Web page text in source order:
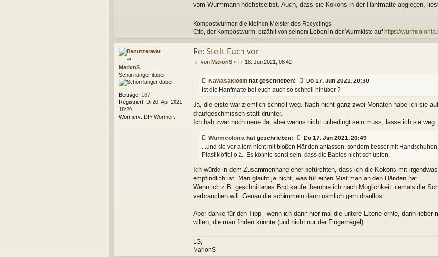
vom Wurmmann höchstselbst. Auch, dass sie Kokons in der Hanfmatte abglegen,
Kompostwürmer, die kleinen Meister des Recyclings.
Otto, der Kompostwurm, erzählt von seinem Leben in der Wurmkiste auf https://
MarionS
Schon länger dabei
Beiträge: 187
Registriert: Di 20. Apr 2021,
18:20
Wormery: DIY Wormery
Re: Stellt Euch vor
B
a
g
von MarionS» Fr 18. Jun 2021, 08:42
Kawasakiodin hat geschrieben:
Do 17. Jun 2021, 20:30
Ist die Hanfmatte bei euch auch so schnell hinüber ?
Ja, die erste war ziemlich schnell weg. Nach nicht ganz zwei Monaten habe ich sie
draufgeschmissen statt drunter.
Ich hab zwar noch neue da, aber wenns nicht unbedingt sein muss, lasse ich sie weg.
Wurmcolonia hat geschrieben:
Do 17. Jun 2021, 20:49
...und sie vor allem nicht mit bloßen Händen anfassen, sondern besser mit
Plastiklöffel o.ä.. Es könnte sonst sein, dass die Babies nicht schlüpfen.
Ich würde in dem Zusammenhang eher befürchten, dass ich die Kokons mit
empfindlich ist. Man glaubt ja nicht, was für einen Mist man an den Händen hat.
Wenn ich z.B. geschnittenes Brot kaufe, berühre ich nach Möglichkeit niemals die
verbrauchen will. Genau die schimmeln dann nämlich gern drauflos.
Aber danke für den Tipp - wenn ich dann hier mal die untere Ebene ernte, dann lieber
willen, die man finden könnte (und nicht nur der Fingernägel).
LG,
MarionS